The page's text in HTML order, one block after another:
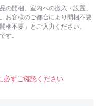
の開梱、室内への搬入・設置、
お客様のご都合により開梱不要
梱不要」とご入力ください。
す。
必ずご確認ください